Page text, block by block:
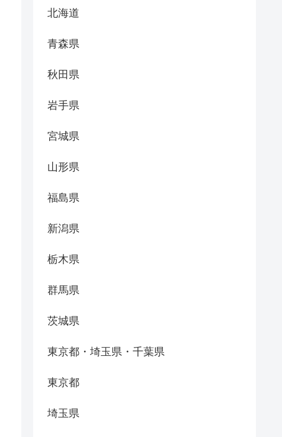
北海道
青森県
秋田県
岩手県
宮城県
山形県
福島県
新潟県
栃木県
群馬県
茨城県
東京都・埼玉県・千葉県
東京都
埼玉県